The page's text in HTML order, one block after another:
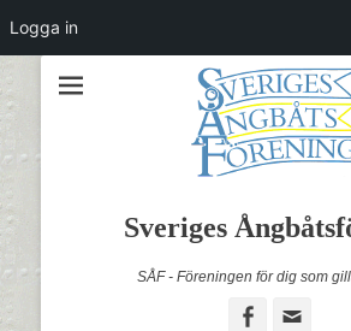
Sveriges
SÅF - Föreningen för dig som
Facebook
Logga in